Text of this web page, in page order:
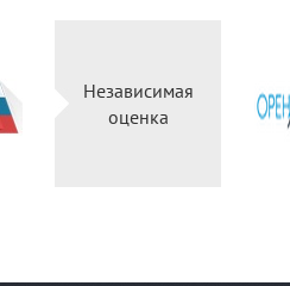
Независимая
оценка